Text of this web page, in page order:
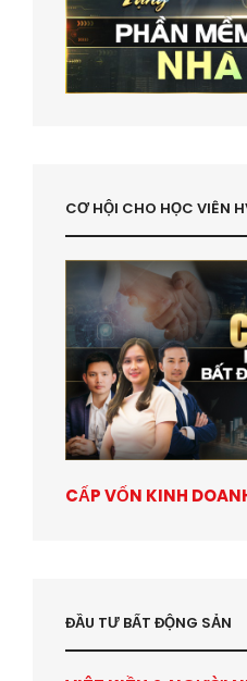
CƠ HỘI CHO HỌC VIÊN
CẤP VỐN KINH
ĐẦU TƯ BẤT ĐỘNG SẢN